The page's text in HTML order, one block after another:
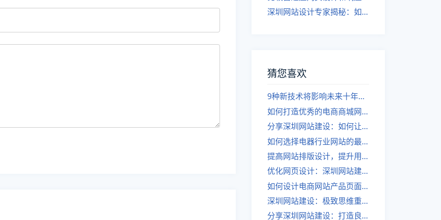
深圳网站设计专家揭秘：如何实现自适应网页设计
猜您喜欢
9种新技术将影响未来十年的发展
如何打造优秀的电商商城网站设计——来自深圳的经验分享
分享深圳网站建设：如何让企业产品推广传播更广？
如何选择电器行业网站的最佳背景
提高网站排版设计，提升用户体验感
优化网页设计：深圳网站建设分享如何打造符合用户体验的页面布局
如何设计电商网站产品页面-深圳网站建设分享
深圳网站建设：极致思维重要于品牌营销
分享深圳网站建设：打造良好的设计思维